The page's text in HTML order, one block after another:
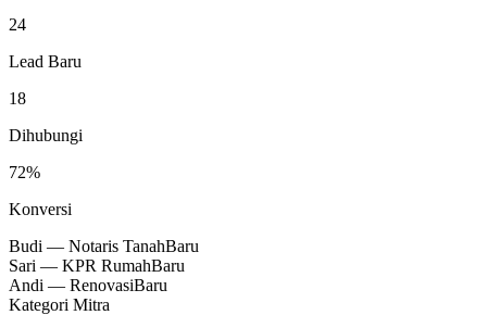
24
Lead Baru
18
Dihubungi
72%
Konversi
Budi — Notaris TanahBaru
Sari — KPR RumahBaru
Andi — RenovasiBaru
Kategori Mitra